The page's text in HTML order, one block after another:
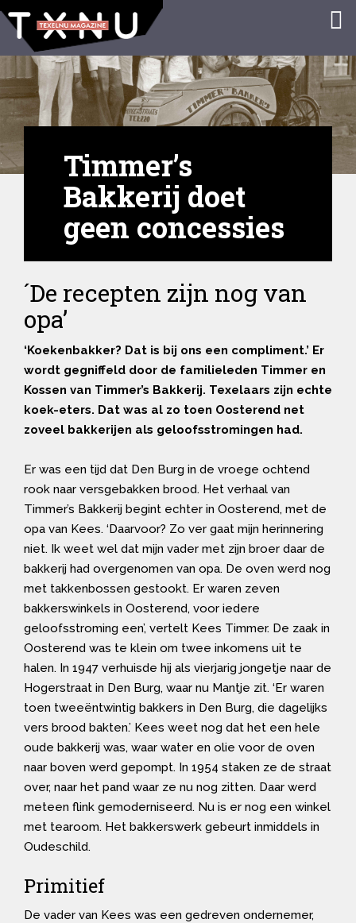
Timmer’s
Bakkerij doet
geen concessies
´De recepten zijn nog van
opa’
‘Koekenbakker? Dat is bij ons een compliment.’ Er
wordt gegniffeld door de familieleden Timmer en
Kossen van Timmer’s Bakkerij. Texelaars zijn echte
koek-eters. Dat was al zo toen Oosterend net
zoveel bakkerijen als geloofsstromingen had.
Er was een tijd dat Den Burg in de vroege ochtend
rook naar versgebakken brood. Het verhaal van
Timmer’s Bakkerij begint echter in Oosterend, met de
opa van Kees. ‘Daarvoor? Zo ver gaat mijn herinnering
niet. Ik weet wel dat mijn vader met zijn broer daar de
bakkerij had overgenomen van opa. De oven werd nog
met takkenbossen gestookt. Er waren zeven
bakkerswinkels in Oosterend, voor iedere
geloofsstroming een’, vertelt Kees Timmer. De zaak in
Oosterend was te klein om twee inkomens uit te
halen. In 1947 verhuisde hij als vierjarig jongetje naar de
Hogerstraat in Den Burg, waar nu Mantje zit. ‘Er waren
toen tweeëntwintig bakkers in Den Burg, die dagelijks
vers brood bakten.’ Kees weet nog dat het een hele
oude bakkerij was, waar water en olie voor de oven
naar boven werd gepompt. In 1954 staken ze de straat
over, naar het pand waar ze nu nog zitten. Daar werd
meteen flink gemoderniseerd. Nu is er nog een winkel
met tearoom. Het bakkerswerk gebeurt inmiddels in
Oudeschild.
Primitief
De vader van Kees was een gedreven ondernemer,